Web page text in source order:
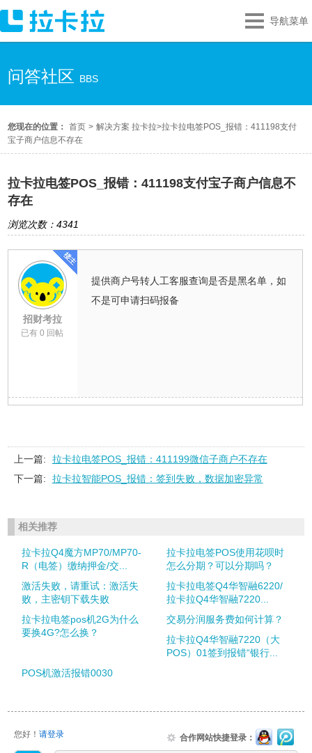
导航菜单
问答社区 BBS
您现在的位置： 首页 > 解决方案 拉卡拉>拉卡拉电签POS_报错：411198支付
宝子商户信息不存在
拉卡拉电签POS_报错：411198支付宝子商户信息不
存在
浏览次数：4341
招财考拉
已有 0 回帖
提供商户号转人工客服查询是否是黑名单，如
不是可申请扫码报备
上一篇:
拉卡拉电签POS_报错：411199微信子商户不存在
下一篇:
拉卡拉智能POS_报错：签到失败，数据加密异常
相关推荐
拉卡拉Q4魔方MP70/MP70-
R（电签）缴纳押金/交...
拉卡拉电签POS使用花呗时
怎么分期？可以分期吗？
激活失败，请重试：激活失
败，主密钥下载失败
拉卡拉电签Q4华智融6220/
拉卡拉Q4华智融7220...
拉卡拉电签pos机2G为什么
要换4G?怎么换？
交易分润服务费如何计算？
拉卡拉Q4华智融7220（大
POS）01签到报错“银行...
POS机激活报错0030
您好！ 请登录 合作网站快捷登录：